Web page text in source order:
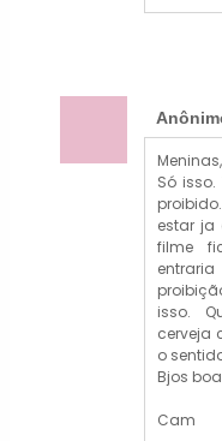
Só
estar ja
filme
isso.
cerveja
o
Bjos
Cam